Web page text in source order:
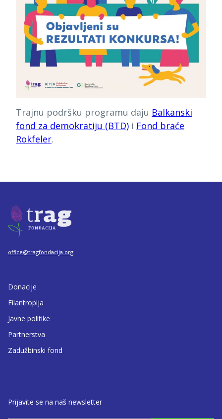
Trajnu podršku programu daju Balkanski
fond za demokratiju (BTD) i Fond braće
Rokfeler.
office@tragfondacija.org
Donacije
Filantropija
Javne politike
Partnerstva
Zadužbinski fond
Prijavite se na naš newsletter